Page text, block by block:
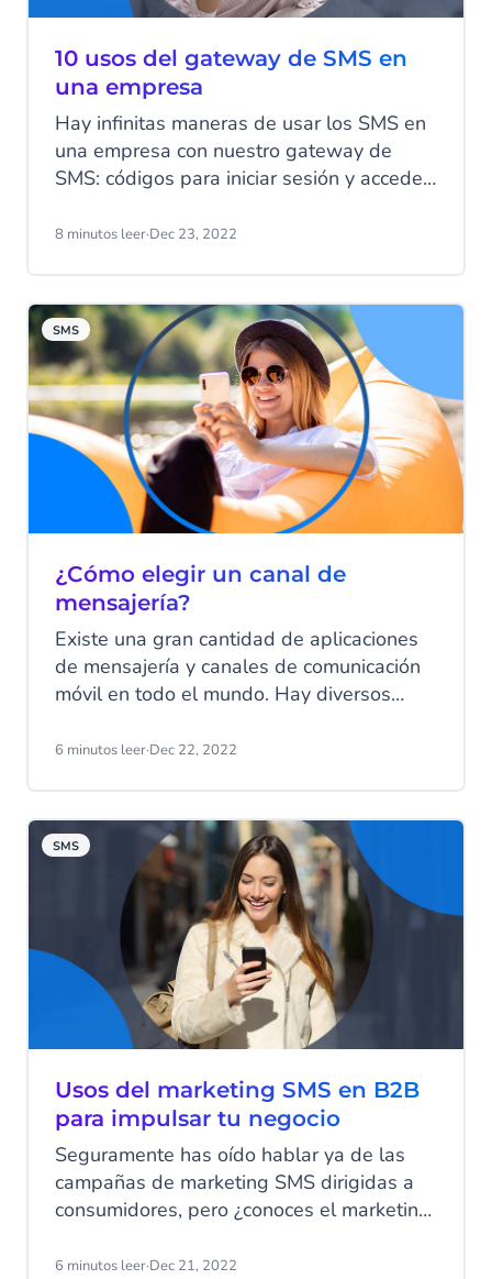
10 usos del gateway de SMS en
una empresa
Hay infinitas maneras de usar los SMS en
una empresa con nuestro gateway de
SMS: códigos para iniciar sesión y acceder
reuniones, mensajes de cumpleaños, votos
de usos frecuentes de SMS en las
empresas. ¡Sigue leyendo!
8 minutos leer·Dec 23, 2022
SMS
¿Cómo elegir un canal de
mensajería?
Existe una gran cantidad de aplicaciones
de mensajería y canales de comunicación
móvil en todo el mundo. Hay diversos
aplicaciones nativa, pero los mensajes de
invertir tus recursos?
6 minutos leer·Dec 22, 2022
SMS
Usos del marketing SMS en B2B
para impulsar tu negocio
Seguramente has oído hablar ya de las
campañas de marketing SMS dirigidas a
consumidores, pero ¿conoces el marketing
B2B permiten comunicarse de forma eficaz
6 minutos leer·Dec 21, 2022